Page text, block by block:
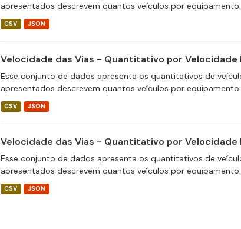
apresentados descrevem quantos veículos por
CSV JSON
Velocidade das Vias - Quantitativo por Velocidade
Esse conjunto de dados apresenta os quantitativos de
apresentados descrevem quantos veículos por
CSV JSON
Velocidade das Vias - Quantitativo por
Esse conjunto de dados apresenta os quantitativos de
apresentados descrevem quantos veículos por
CSV JSON